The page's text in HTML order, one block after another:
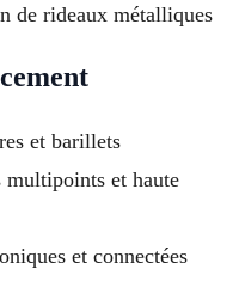
de rideaux métalliques
et barillets
multipoints et haute
et connectées